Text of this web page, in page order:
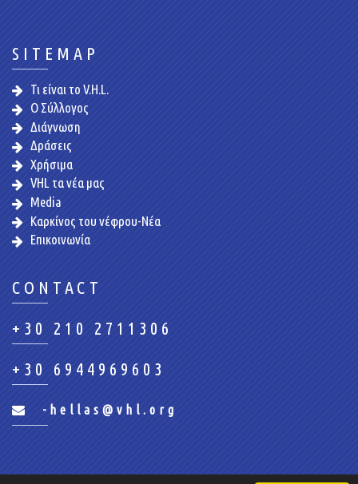
SITEMAP
Τι είναι το V.H.L.
Ο Σύλλογος
Διάγνωση
Δράσεις
Χρήσιμα
VHL τα νέα μας
Media
Καρκίνος του νέφρου-Νέα
Επικοινωνία
CONTACT
+30 210 2711306
+30 6944969603
-hellas@vhl.org